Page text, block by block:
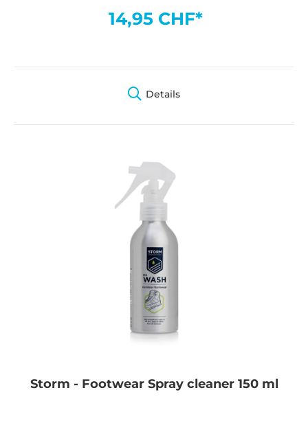
14,95 CHF*
Details
Storm - Footwear Spray cleaner 150 ml